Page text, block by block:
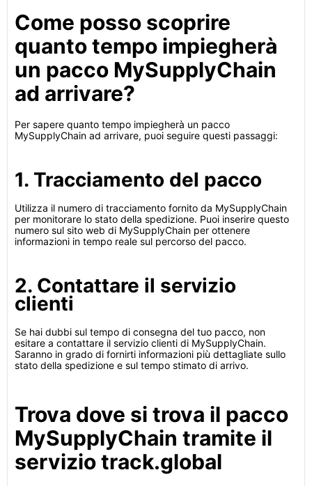
Come posso scoprire
quanto tempo impiegherà
un pacco MySupplyChain
ad arrivare?
Per sapere quanto tempo impiegherà un pacco
MySupplyChain ad arrivare, puoi seguire questi passaggi:
1. Tracciamento del pacco
Utilizza il numero di tracciamento fornito da MySupplyChain
per monitorare lo stato della spedizione. Puoi inserire questo
numero sul sito web di MySupplyChain per ottenere
informazioni in tempo reale sul percorso del pacco.
2. Contattare il servizio
clienti
Se hai dubbi sul tempo di consegna del tuo pacco, non
esitare a contattare il servizio clienti di MySupplyChain.
Saranno in grado di fornirti informazioni più dettagliate sullo
stato della spedizione e sul tempo stimato di arrivo.
Trova dove si trova il pacco
MySupplyChain tramite il
servizio track.global